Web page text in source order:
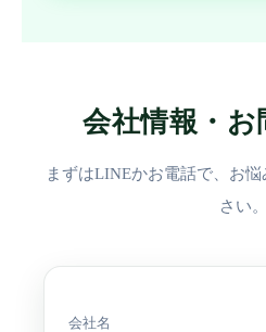
会社情報・お
まずはLINEかお電話で、お
さい。
会社名